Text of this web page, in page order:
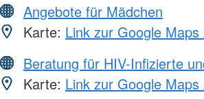
Angebote für Mädchen
Karte: Link zur Google Maps
Beratung für HIV-Infizierte
Karte: Link zur Google Maps